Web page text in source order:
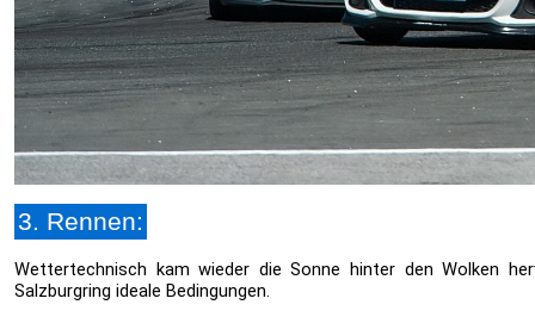
3. Rennen:
Wettertechnisch kam wieder die Sonne hinter den Wolken
Salzburgring ideale Bedingungen.